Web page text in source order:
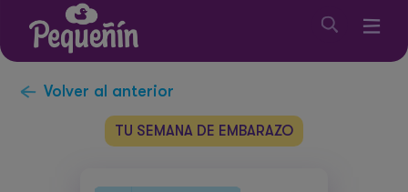
Volver al anterior
TU SEMANA DE EMBARAZO